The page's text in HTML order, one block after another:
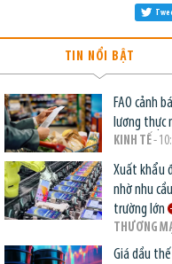
TIN NỔI BẬT
FAO cảnh
lương thực
KINH TẾ-
Xuất khẩu
nhờ nhu
trường lớn
THƯƠNG
Giá dầu